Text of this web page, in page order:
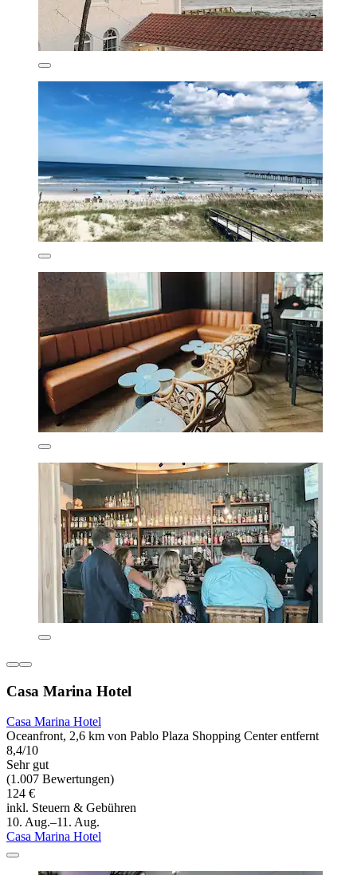
Casa Marina Hotel
Casa Marina Hotel
Oceanfront, 2,6 km von Pablo Plaza Shopping Center entfernt
8,4/10
Sehr gut
(1.007 Bewertungen)
124 €
inkl. Steuern & Gebühren
10. Aug.–11. Aug.
Casa Marina Hotel